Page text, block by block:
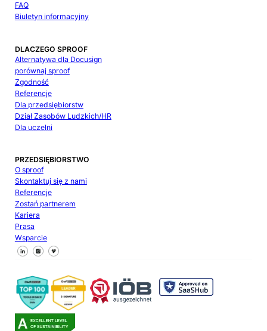
FAQ
Biuletyn informacyjny
DLACZEGO SPROOF
Alternatywa dla Docusign
porównaj sproof
Zgodność
Referencje
Dla przedsiębiorstw
Dział Zasobów Ludzkich/HR
Dla uczelni
PRZEDSIĘBIORSTWO
O sproof
Skontaktuj się z nami
Referencje
Zostań partnerem
Kariera
Prasa
Wsparcie
Śledź nas na Facebooku
Śledź nas na X
Śledź nas na LinkedIn